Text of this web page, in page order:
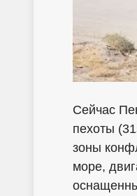
Сейчас
пехоты
зоны
море,